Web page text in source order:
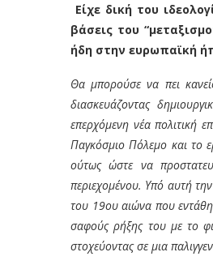
Είχε δική του
βάσεις του
ήδη στην ευρωπαϊκή
Θα μπορούσε να πει
διασκευάζοντας
επερχόμενη νέα πολιτική
Παγκόσμιο Πόλεμο και το
ούτως ώστε να
περιεχομένου. Υπό αυτή
του 19ουαιώνα που
σαφούς ρήξης του με το
στοχεύοντας σε μια